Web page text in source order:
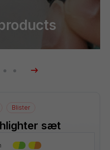
Blister
sæt